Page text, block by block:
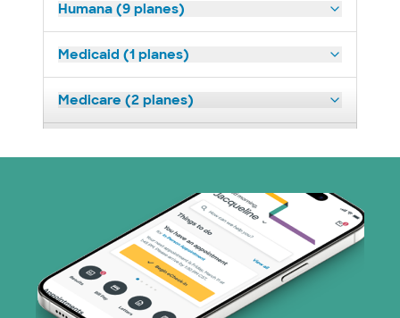
Humana (9 planes)
Medicaid (1 planes)
Medicare (2 planes)
Plan de Salud Superior (19 planes)
Tricare (3 planes)
United HealthCare (33 planes)